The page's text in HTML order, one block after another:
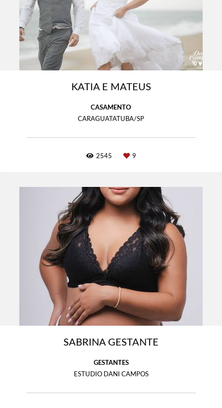
KATIA E MATEUS
CASAMENTO
CARAGUATATUBA/SP
2545 9
SABRINA GESTANTE
GESTANTES
ESTUDIO DANI CAMPOS